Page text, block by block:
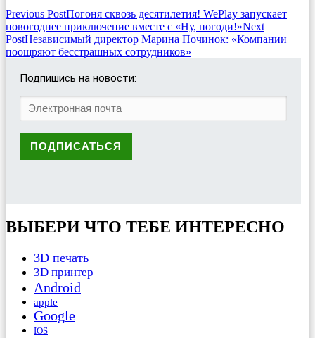
Post
navigation
Previous PostПогоня сквозь десятилетия! WePlay запускает
новогоднее приключение вместе с «Ну, погоди!»Next
PostНезависимый директор Марина Починок: «Компании
поощряют бесстрашных сотрудников»
Подпишись на новости:
ВЫБЕРИ ЧТО ТЕБЕ ИНТЕРЕСНО
3D печать
3D принтер
Android
apple
Google
IOS